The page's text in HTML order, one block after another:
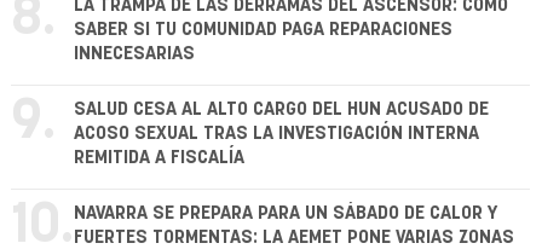
8.
LA TRAMPA DE LAS DERRAMAS DEL ASCENSOR: CÓMO
SABER SI TU COMUNIDAD PAGA REPARACIONES
INNECESARIAS
9.
SALUD CESA AL ALTO CARGO DEL HUN ACUSADO DE
ACOSO SEXUAL TRAS LA INVESTIGACIÓN INTERNA
REMITIDA A FISCALÍA
10. NAVARRA SE PREPARA PARA UN SÁBADO DE CALOR Y
FUERTES TORMENTAS: LA AEMET PONE VARIAS ZONAS